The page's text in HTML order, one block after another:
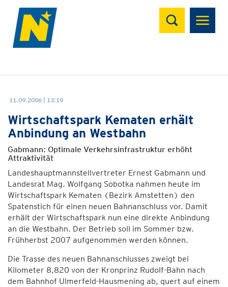
Suchen
11.09.2006 | 13:19
Wirtschaftspark Kematen erhält
Anbindung an Westbahn
Gabmann: Optimale Verkehrsinfrastruktur erhöht
Attraktivität
Landeshauptmannstellvertreter Ernest Gabmann und
Landesrat Mag. Wolfgang Sobotka nahmen heute im
Wirtschaftspark Kematen (Bezirk Amstetten) den
Spatenstich für einen neuen Bahnanschluss vor. Damit
erhält der Wirtschaftspark nun eine direkte Anbindung
an die Westbahn. Der Betrieb soll im Sommer bzw.
Frühherbst 2007 aufgenommen werden können.
Die Trasse des neuen Bahnanschlusses zweigt bei
Kilometer 8,820 von der Kronprinz Rudolf-Bahn nach
dem Bahnhof Ulmerfeld-Hausmening ab, quert auf einem